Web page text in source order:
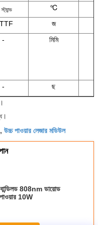
স্ট্যান্ড
℃
জ
- মিমি
-
ছ
উচ্চ পাওয়ার লেজার মডিউল
808nm ডায়োড
10W